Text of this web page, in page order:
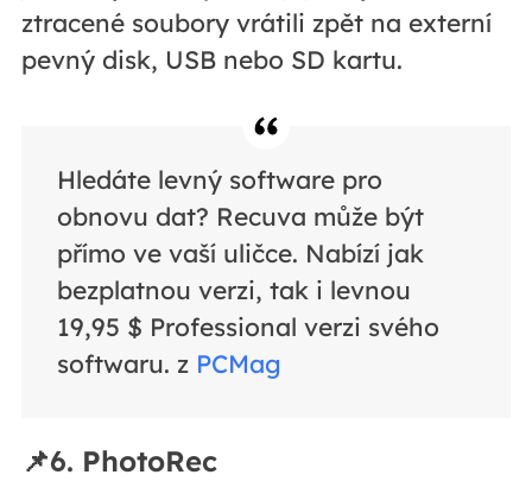
ztracené soubory vrátili zpět na externí
pevný disk, USB nebo SD kartu.
Hledáte levný software pro
obnovu dat? Recuva může být
přímo ve vaší uličce. Nabízí jak
bezplatnou verzi, tak i levnou
19,95 $ Professional verzi svého
softwaru. z PCMag
📌6. PhotoRec